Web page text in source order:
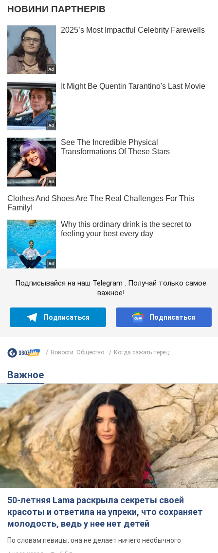
Подписывайся на наш Telegram . Получай только самое
важное!
Подписаться Подписаться
Новости. Общество Когда сажать перец:...
Важное
50-летняя Lama раскрыла секреты своей
красоты и ответила на упреки, что сохраняет
молодость, ведь у нее нет детей
По словам певицы, она не делает ничего необычного